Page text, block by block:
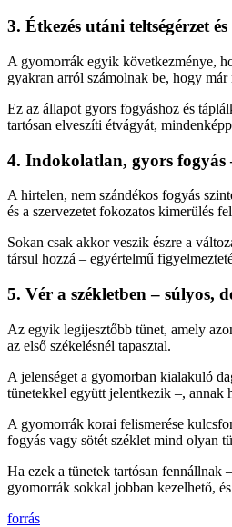
3. Étkezés utáni teltségérzet
A gyomorrák egyik következménye,
gyakran arról számolnak be, hogy
Ez az állapot gyors fogyáshoz és
tartósan elveszíti étvágyát,
4. Indokolatlan, gyors fogyás
A hirtelen, nem szándékos fogyás
és a szervezetet fokozatos kimerülés
Sokan csak akkor veszik észre a
társul hozzá – egyértelmű
5. Vér a székletben – súlyos,
Az egyik legijesztőbb tünet, amely
az első székelésnél tapasztal.
A jelenséget a gyomorban kialakuló
tünetekkel együtt jelentkezik –, annak
A gyomorrák korai felismerése
fogyás vagy sötét széklet mind olyan
Ha ezek a tünetek tartósan fennállnak
gyomorrák sokkal jobban kezelhető,
forrás